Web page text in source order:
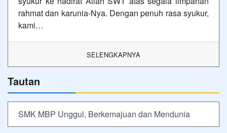
rahmat dan karunia-Nya. Dengan penuh rasa syukur,
kami…
SELENGKAPNYA
Tautan
SMK MBP Unggul, Berkemajuan dan Mendunia